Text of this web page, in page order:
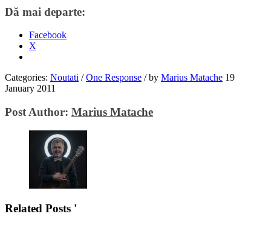
Dă mai departe:
Facebook
X
Categories: Noutati / One Response /by Marius Matache 19
January 2011
Post Author: Marius Matache
Related Posts '